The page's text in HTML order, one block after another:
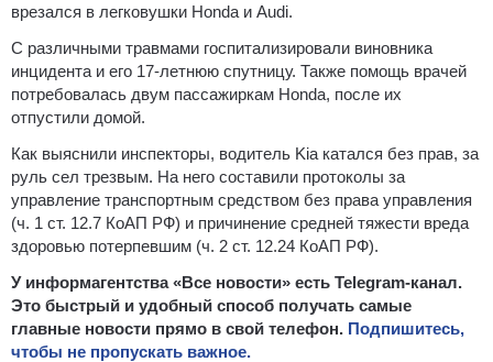
врезался в легковушки Honda и Audi.
С различными травмами госпитализировали виновника
инцидента и его 17-летнюю спутницу. Также помощь врачей
потребовалась двум пассажиркам Honda, после их
отпустили домой.
Как выяснили инспекторы, водитель Kia катался без прав, за
руль сел трезвым. На него составили протоколы за
управление транспортным средством без права управления
(ч. 1 ст. 12.7 КоАП РФ) и причинение средней тяжести вреда
здоровью потерпевшим (ч. 2 ст. 12.24 КоАП РФ).
У информагентства «Все новости» есть Telegram-канал.
Это быстрый и удобный способ получать самые
главные новости прямо в свой телефон. Подпишитесь,
чтобы не пропускать важное.